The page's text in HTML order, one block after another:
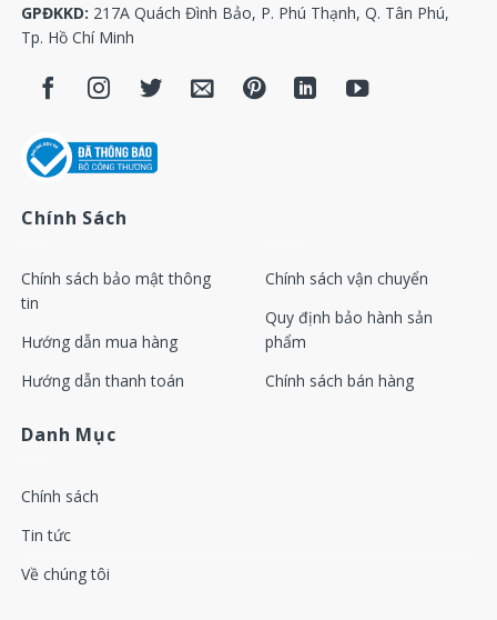
GPĐKKD: 217A Quách Đình Bảo, P. Phú Thạnh, Q. Tân Phú,
Tp. Hồ Chí Minh
Chính Sách
Chính sách bảo mật thông
tin
Hướng dẫn mua hàng
Hướng dẫn thanh toán
Chính sách vận chuyển
Quy định bảo hành sản
phẩm
Chính sách bán hàng
Danh Mục
Chính sách
Tin tức
Về chúng tôi